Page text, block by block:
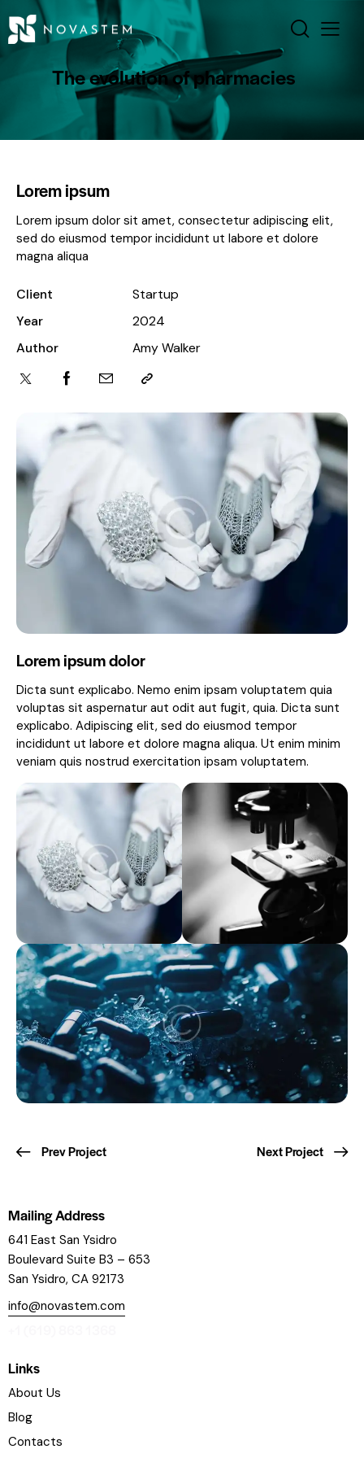
The evolution of pharmacies
Lorem ipsum dolor
Dicta sunt explicabo. Nemo enim ipsam voluptatem quia
voluptas sit aspernatur aut odit aut fugit, quia. Dicta sunt
explicabo. Adipiscing elit, sed do eiusmod tempor
incididunt ut labore et dolore magna aliqua. Ut enim minim
veniam quis nostrud exercitation ipsam voluptatem.
Lorem ipsum
Lorem ipsum dolor sit amet, consectetur adipiscing elit,
sed do eiusmod tempor incididunt ut labore et dolore
magna aliqua
Client
Startup
Year
2024
Author
Amy Walker
Prev Project Next Project
Mailing Address
641 East San Ysidro
Boulevard Suite B3 – 653
San Ysidro, CA 92173
info@novastem.com
Links
About Us
Blog
Contacts